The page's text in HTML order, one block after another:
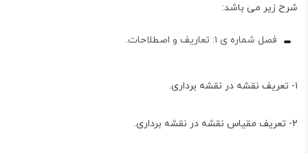
شرح زیر می باشد:
فصل شماره ی ۱: تعاریف و اصطلاحات.
۱- تعریف نقشه در نقشه برداری.
۲- تعریف مقیاس نقشه در نقشه برداری.